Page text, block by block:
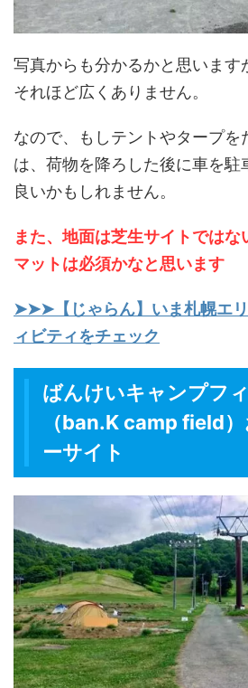
写真からも分かるかと思います
それほど広くありません。
なので、もしテントやタープを
は、荷物を降ろした後に車を駐
良いかもしれません。
また、地面は芝生サイトでは
マットは必須かなと思います
➤➤➤【じゃらん】いま札幌エ
ィビティをチェック
ばんけいキャンプフ
（ban.K camp field
ーサイト